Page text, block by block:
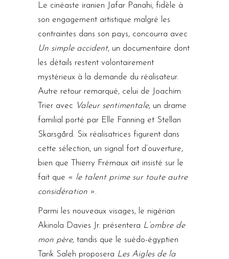
Le cinéaste iranien Jafar Panahi, fidèle à
son engagement artistique malgré les
contraintes dans son pays, concourra avec
Un simple accident, un documentaire dont
les détails restent volontairement
mystérieux à la demande du réalisateur.
Autre retour remarqué, celui de Joachim
Trier avec Valeur sentimentale, un drame
familial porté par Elle Fanning et Stellan
Skarsgård. Six réalisatrices figurent dans
cette sélection, un signal fort d’ouverture,
bien que Thierry Frémaux ait insisté sur le
fait que « le talent prime sur toute autre
considération ».
Parmi les nouveaux visages, le nigérian
Akinola Davies Jr. présentera L’ombre de
mon père, tandis que le suédo-égyptien
Tarik Saleh proposera Les Aigles de la